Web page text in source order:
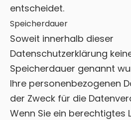
entscheidet.
Speicherdauer
Soweit innerhalb dieser
Datenschutzerklärung
Speicherdauer genannt
Ihre personenbezogenen
der Zweck für die
Wenn Sie ein berechtigtes